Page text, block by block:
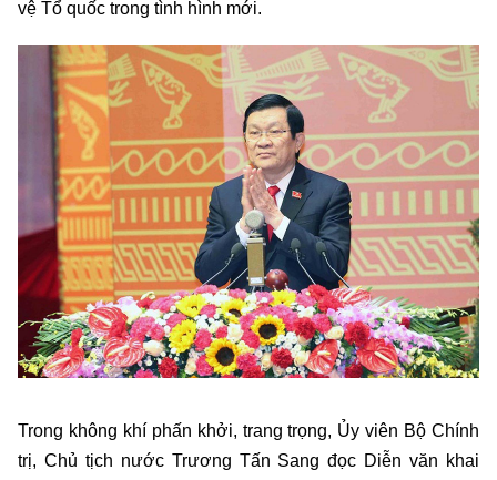
vệ Tổ quốc trong tình hình mới.
Trong không khí phấn khởi, trang trọng, Ủy viên Bộ Chính
trị, Chủ tịch nước Trương Tấn Sang đọc Diễn văn khai